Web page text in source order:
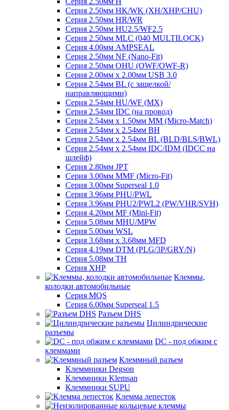
Серия 2.50мм HK/WK (XH/XHP/CHU)
Серия 2.50мм HR/WR
Серия 2.50мм HU2.5/WF2.5
Серия 2.50мм MLC (040 MULTILOCK)
Серия 4.00мм AMPSEAL
Серия 2.50мм NF (Nano-Fit)
Серия 2.50мм OHU (OWF/OWF-R)
Серия 2.00мм x 2.00мм USB 3.0
Серия 2.54мм BL (с защелкой/
направляющими)
Серия 2.54мм HU/WF (MX)
Серия 2.54мм IDC (на провод)
Серия 2.54мм х 1.50мм MM (Micro-Match)
Серия 2.54мм х 2.54мм BH
Серия 2.54мм х 2.54мм BL (BLD/BLS/BWL)
Серия 2.54мм х 2.54мм IDC/IDM (IDCC на
шлейф)
Серия 2.80мм JPT
Серия 3.00мм MMF (Micro-Fit)
Серия 3.00мм Superseal 1.0
Серия 3.96мм PHU/PWL
Серия 3.96мм PHU2/PWL2 (PW/VHR/SVH)
Серия 4.20мм MF (Mini-Fit)
Серия 5.08мм MHU/MPW
Серия 5.00мм WSL
Серия 3.68мм х 3.68мм MFD
Серия 4.19мм DTM (PLG/3P/GRY/N)
Серия 5.08мм TH
Серия XHP
Клеммы,
колодки автомобильные
Серия MQS
Серия 6.00мм Superseal 1.5
Разъем DHS
Цилиндрические
разъемы
DC - под обжим с
клеммами
Клеммный разъем
Клеммники Degson
Клеммники Klemsan
Клеммники SUPU
Клемма лепесток